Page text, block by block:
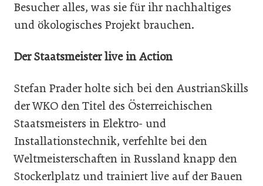
Besucher alles, was sie für ihr nachhaltiges
und ökologisches Projekt brauchen.
Der Staatsmeister live in Action
Stefan Prader holte sich bei den AustrianSkills
der WKO den Titel des Österreichischen
Staatsmeisters in Elektro- und
Installationstechnik, verfehlte bei den
Weltmeisterschaften in Russland knapp den
Stockerlplatz und trainiert live auf der Bauen